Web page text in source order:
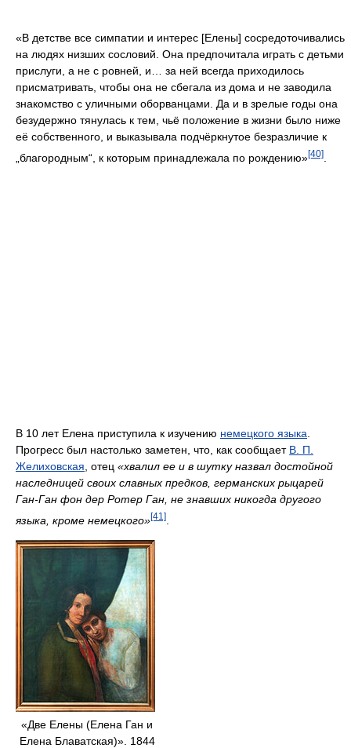
«В детстве все симпатии и интерес [Елены] сосредоточивались
на людях низших сословий. Она предпочитала играть с детьми
прислуги, а не с ровней, и… за ней всегда приходилось
присматривать, чтобы она не сбегала из дома и не заводила
знакомство с уличными оборванцами. Да и в зрелые годы она
безудержно тянулась к тем, чьё положение в жизни было ниже
её собственного, и выказывала подчёркнутое безразличие к
„благородным“, к которым принадлежала по рождению»[40]
В 10 лет Елена приступила к изучению немецкого языка
Прогресс был настолько заметен, что, как сообщает В. П.
Желиховская , отец «хвалил ее и в шутку назвал достойной
наследницей своих славных предков, германских рыцарей
Ган-Ган фон дер Ротер Ган, не знавших никогда другого
языка, кроме немецкого»[41]
«Две Елены (Елена Ган и
Елена Блаватская)». 1844